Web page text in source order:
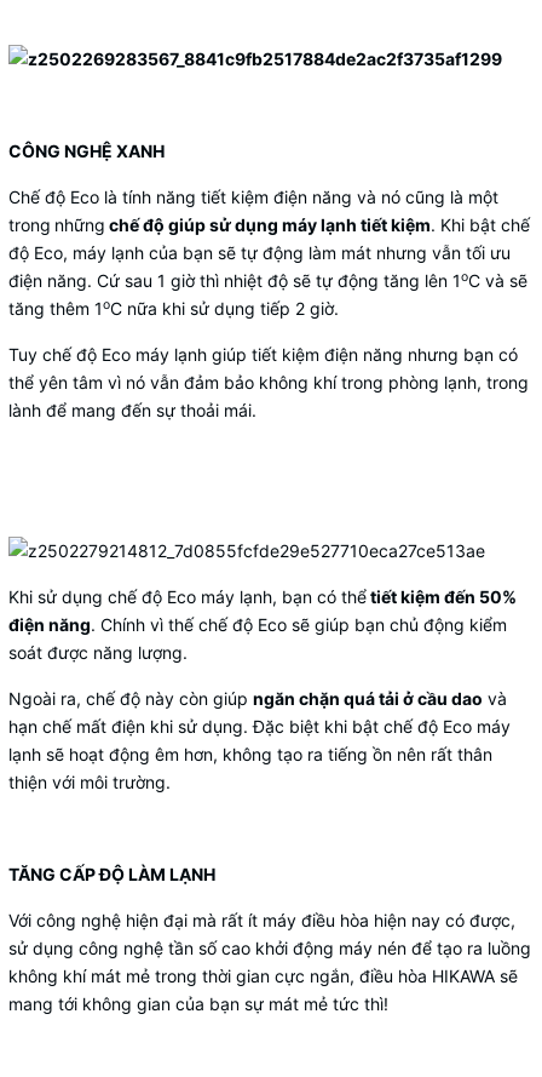
CÔNG NGHỆ XANH
Chế độ Eco là tính năng tiết kiệm điện năng và nó cũng là một
trong những chế độ giúp sử dụng máy lạnh tiết kiệm. Khi bật chế
độ Eco, máy lạnh của bạn sẽ tự động làm mát nhưng vẫn tối ưu
điện năng. Cứ sau 1 giờ thì nhiệt độ sẽ tự động tăng lên 1oC và sẽ
tăng thêm 1oC nữa khi sử dụng tiếp 2 giờ.
Tuy chế độ Eco máy lạnh giúp tiết kiệm điện năng nhưng bạn có
thể yên tâm vì nó vẫn đảm bảo không khí trong phòng lạnh, trong
lành để mang đến sự thoải mái.
Khi sử dụng chế độ Eco máy lạnh, bạn có thểtiết kiệm đến 50%
điện năng. Chính vì thế chế độ Eco sẽ giúp bạn chủ động kiểm
soát được năng lượng.
Ngoài ra, chế độ này còn giúp ngăn chặn quá tải ở cầu dao và
hạn chế mất điện khi sử dụng. Đặc biệt khi bật chế độ Eco máy
lạnh sẽ hoạt động êm hơn, không tạo ra tiếng ồn nên rất thân
thiện với môi trường.
TĂNG CẤP ĐỘ LÀM LẠNH
Với công nghệ hiện đại mà rất ít máy điều hòa hiện nay có được,
sử dụng công nghệ tần số cao khởi động máy nén để tạo ra luồng
không khí mát mẻ trong thời gian cực ngắn, điều hòa HIKAWA sẽ
mang tới không gian của bạn sự mát mẻ tức thì!